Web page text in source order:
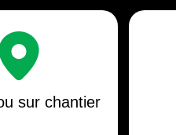
sur chantier